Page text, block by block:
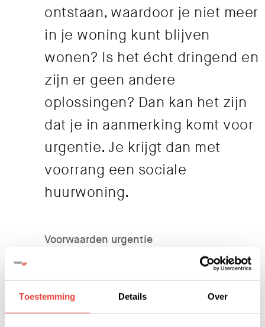
Toestemming Details Over
ontstaan, waardoor je niet meer
in je woning kunt blijven
wonen? Is het écht dringend en
zijn er geen andere
oplossingen? Dan kan het zijn
dat je in aanmerking komt voor
urgentie. Je krijgt dan met
voorrang een sociale
huurwoning.
Voorwaarden urgentie
Om in aanmerking te komen voor urgentie
moet je voldoen aan een aantal voorwaarden.
Lees op
www.wooniezie.nl
wat de regels zijn
voor urgentie en hoe je urgentie aanvraagt.